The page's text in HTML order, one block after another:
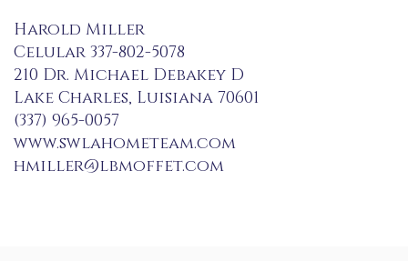
Harold Miller
Celular 337-802-5078
210 Dr. Michael Debakey D
Lake Charles, Luisiana 70601
(337) 965-0057
www.swlahometeam.com
hmiller@lbmoffet.com